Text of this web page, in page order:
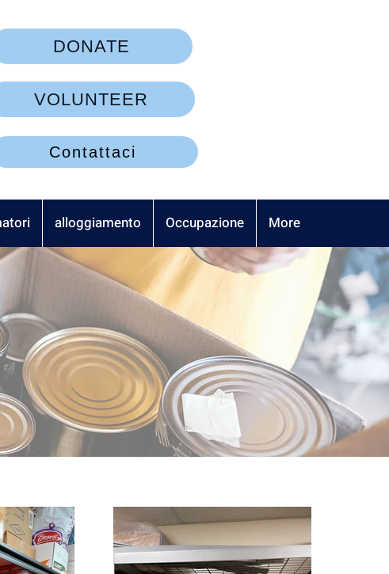
Contattaci
alloggiamento Occupazione More
DONATE
VOLUNTEER